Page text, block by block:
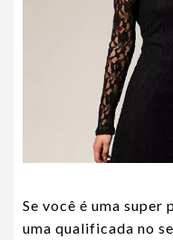
Se você é uma
uma qualificada no